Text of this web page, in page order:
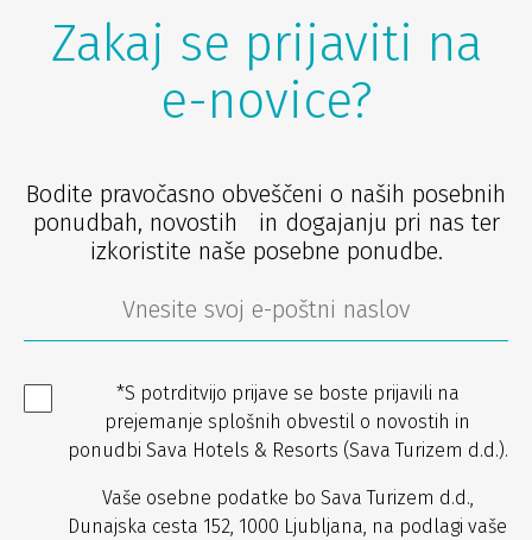
Zakaj se prijaviti na
e-novice?
Bodite pravočasno obveščeni o naših posebnih
ponudbah, novostih in dogajanju pri nas ter
izkoristite naše posebne ponudbe.
*S potrditvijo prijave se boste prijavili na
prejemanje splošnih obvestil o novostih in
ponudbi Sava Hotels & Resorts (Sava Turizem d.d.).
Vaše osebne podatke bo Sava Turizem d.d.,
Dunajska cesta 152, 1000 Ljubljana, na podlagi vaše